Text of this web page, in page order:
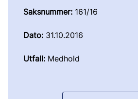
Saksnummer: 161/16
Dato: 31.10.2016
Utfall: Medhold